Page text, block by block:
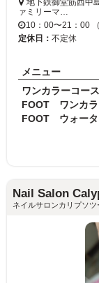
ァミリーマ…
10：00〜21：00
定休日： 不定休
メニュー
ワンカラーコース
FOOT ワンカラ
FOOT ウォータ
Nail Salon
ネイルサロンカリプソツ